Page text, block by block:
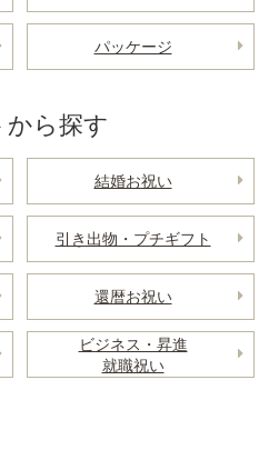
パッケージ
から探す
結婚お祝い
引き出物・プチギフト
還暦お祝い
ビジネス・昇進
就職祝い